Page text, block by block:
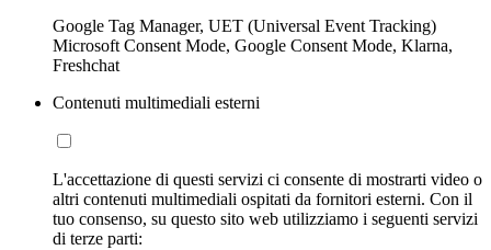
Google Tag Manager, UET (Universal Event Tracking)
Microsoft Consent Mode, Google Consent Mode, Klarna,
Freshchat
Contenuti multimediali esterni
L'accettazione di questi servizi ci consente di mostrarti video o
altri contenuti multimediali ospitati da fornitori esterni. Con il
tuo consenso, su questo sito web utilizziamo i seguenti servizi
di terze parti: